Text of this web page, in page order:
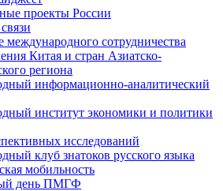
проекты России
международного сотрудничества
Китая и стран Азиатско-
региона
информационно-аналитический
институт экономики и политики
исследований
клуб знатоков русского языка
мобильность
день ПМГФ